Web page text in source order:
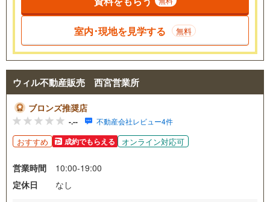
室内･現地を見学する 無料
ウィル不動産販売 西宮営業所
ブロンズ推奨店
-.-- 不動産会社レビュー4件
おすすめ 成約でもらえる オンライン対応可
営業時間
10:00-19:00
定休日
なし